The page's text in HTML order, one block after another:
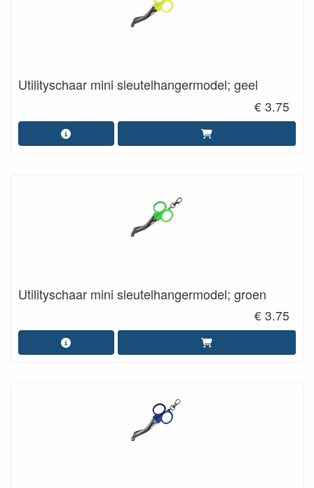
Utilityschaar mini sleutelhangermodel; geel
€ 3.75
Utilityschaar mini sleutelhangermodel; groen
€ 3.75